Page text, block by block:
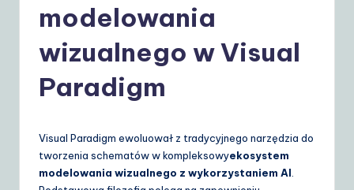
o
modelowania
wizualnego w Visual
Paradigm
Visual Paradigm ewoluował z tradycyjnego narzędzia do
tworzenia schematów w kompleksowyekosystem
modelowania wizualnego z wykorzystaniem AI